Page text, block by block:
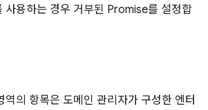
용하는 경우 거부된 Promise를 설정합
역의 항목은 도메인 관리자가 구성한 엔터